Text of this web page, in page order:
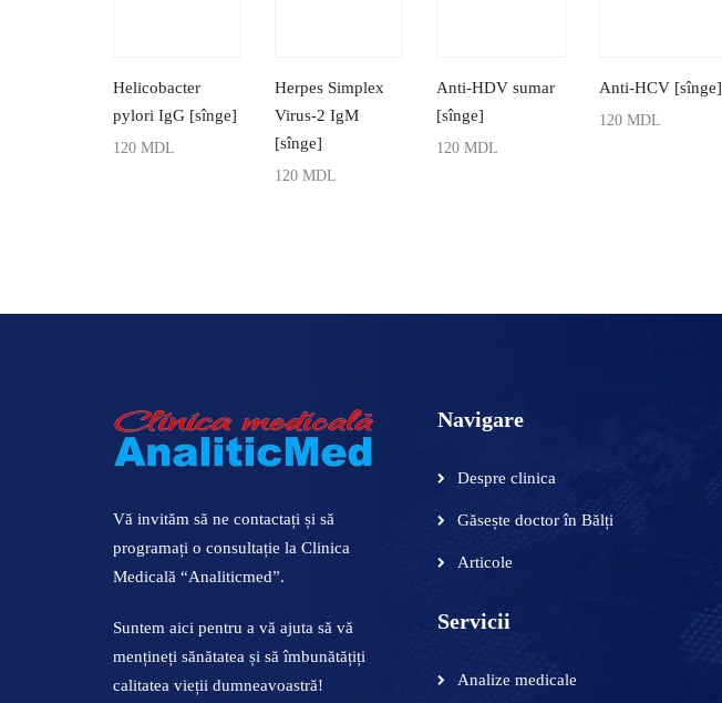
Helicobacter
pylori IgG [sînge]
120 MDL
Herpes Simplex
Virus-2 IgM
[sînge]
120MDL
Anti-HDV sumar
[sînge]
120MDL
Anti-HCV [sînge]
120 MDL
Vă invităm să ne contactați și să
programați o consultație la Clinica
Medicală “Analiticmed”.
Suntem aici pentru a vă ajuta să vă
mențineți sănătatea și să îmbunătățiți
calitatea vieții dumneavoastră!
Navigare
Despre clinica
Găsește doctor în Bălți
Articole
Servicii
Analize medicale